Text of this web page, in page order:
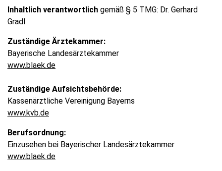
Inhaltlich verantwortlich gemäß § 5 TMG: Dr. Gerhard
Gradl
Zuständige Ärztekammer:
Bayerische Landesärztekammer
www.blaek.de
Zuständige Aufsichtsbehörde:
Kassenärztliche Vereinigung Bayerns
www.kvb.de
Berufsordnung:
Einzusehen bei Bayerischer Landesärztekammer
www.blaek.de